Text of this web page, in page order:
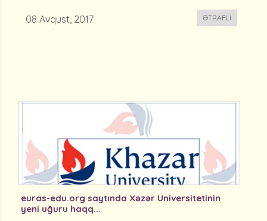
08 Avqust, 2017 ƏTRAFLI
euras-edu.org saytında Xəzər Universitetinin
yeni uğuru haqq...